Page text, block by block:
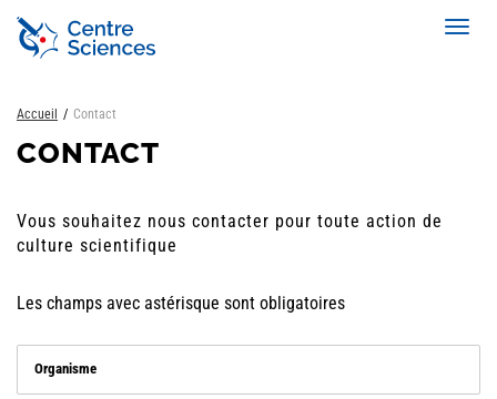
Aller
contenu
Accueil Contact
CONTACT
Vous souhaitez nous contacter pour toute action de
culture scientifique
Les champs avec astérisque sont obligatoires
Organisme